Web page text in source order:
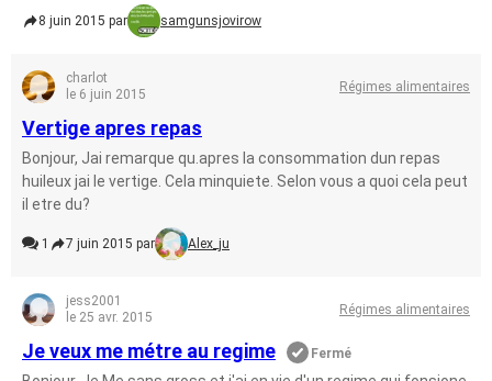
8 juin 2015 par samgunsjovirow
charlot
le 6 juin 2015
Régimes alimentaires
Vertige apres repas
Bonjour, Jai remarque qu.apres la consommation dun repas
huileux jai le vertige. Cela minquiete. Selon vous a quoi cela peut
il etre du?
1 7 juin 2015 par Alex_ju
jess2001
le 25 avr. 2015
Régimes alimentaires
Je veux me métre au regime Fermé